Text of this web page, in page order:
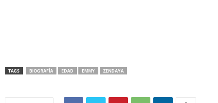
TAGS BIOGRAFÍA EDAD EMMY ZENDAYA